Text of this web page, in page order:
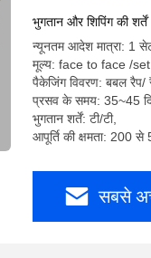
भुगतान और शिपिंग की शर्तें
न्यूनतम आदेश मात्रा: 1
मूल्य: face to face /set
पैकेजिंग विवरण: बबल रैप/
प्रसव के समय: 35~45
भुगतान शर्तें: टी/टी,
आपूर्ति की क्षमता: 200 से
सबसे